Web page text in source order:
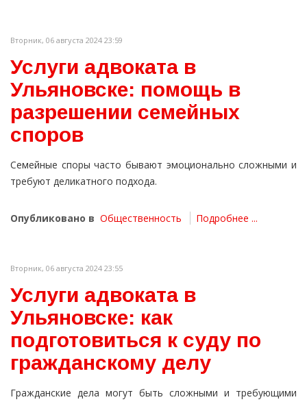
Вторник, 06 августа 2024 23:59
Услуги адвоката в
Ульяновске: помощь в
разрешении семейных
споров
Семейные споры часто бывают эмоционально сложными и
требуют деликатного подхода.
Опубликовано в Общественность Подробнее ...
Вторник, 06 августа 2024 23:55
Услуги адвоката в
Ульяновске: как
подготовиться к суду по
гражданскому делу
Гражданские дела могут быть сложными и требующими